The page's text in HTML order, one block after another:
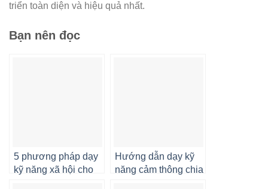
triển toàn diện và hiệu quả nhất.
Bạn nên đọc
5 phương pháp dạy
kỹ năng xã hội cho
Hướng dẫn dạy kỹ
năng cảm thông chia